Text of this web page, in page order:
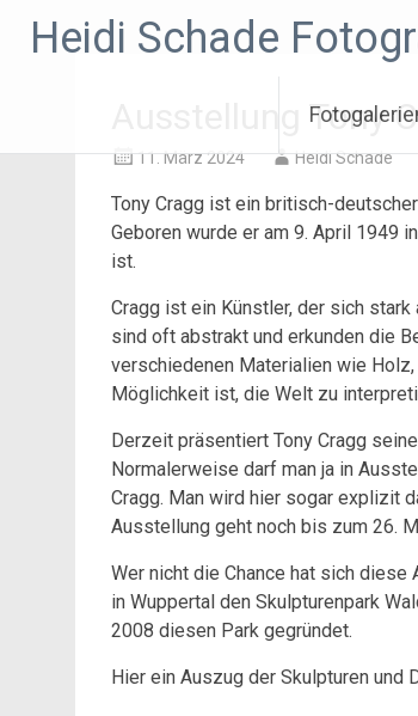
InhaltHeidi Schade
Ausstellung Tony
11. März 2024 Heidi Schade
Tony Cragg ist ein britisch-
Geboren wurde er am 9. April 1949
ist.
Cragg ist ein Künstler, der sich
sind oft abstrakt und erkunden die
verschiedenen Materialien wie
Möglichkeit ist, die Welt zu
Derzeit präsentiert Tony Cragg
Normalerweise darf man ja in
Cragg. Man wird hier sogar explizit
Ausstellung geht noch bis zum 26.
Wer nicht die Chance hat sich
in Wuppertal den Skulpturenpark
2008 diesen Park gegründet.
Hier ein Auszug der Skulpturen und